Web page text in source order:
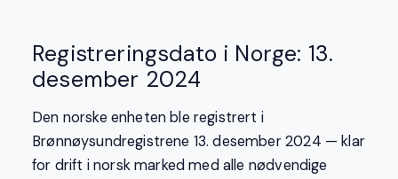
Registreringsdato i Norge: 13.
desember 2024
Den norske enheten ble registrert i
Brønnøysundregistrene 13. desember 2024 — klar
for drift i norsk marked med alle nødvendige